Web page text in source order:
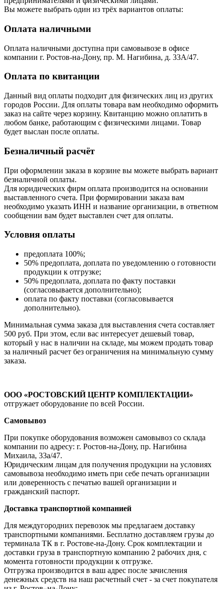
Вы можете выбрать один из трёх вариантов оплаты:
Оплата наличными
Оплата наличными доступна при самовывозе в офисе
компании г. Ростов-на-Дону, пр. М. Нагибина, д. 33А/47.
Оплата по квитанции
Данный вид оплаты подходит для физических лиц из других
городов России. Для оплаты товара вам необходимо оформить
заказ на сайте через корзину. Квитанцию можно оплатить в
любом банке, работающим с физическими лицами. Товар
будет выслан после оплаты.
Безналичный расчёт
При оформлении заказа в корзине вы можете выбрать вариант
безналичной оплаты.
Для юридических фирм оплата производится на основании
выставленного счета. При формировании заказа вам
необходимо указать ИНН и название организации, в ответном
сообщении вам будет выставлен счет для оплаты.
Условия оплаты
предоплата 100%;
50% предоплата, доплата по уведомлению о готовности
продукции к отгрузке;
50% предоплата, доплата по факту поставки
(согласовывается дополнительно);
оплата по факту поставки (согласовывается
дополнительно).
Минимальная сумма заказа для выставления счета составляет
500 руб. При этом, если вас интересует дешевый товар,
который у нас в наличии на складе, мы можем продать товар
за наличный расчет без ограничения на минимальную сумму
заказа.
ООО «РОСТОВСКИЙ ЦЕНТР КОМПЛЕКТАЦИИ»
отгружает оборудование по всей России.
Самовывоз
При покупке оборудования возможен самовывоз со склада
компании по адресу: г. Ростов-на-Дону, пр. Нагибина
Михаила, 33а/47.
Юридическим лицам для получения продукции на условиях
самовывоза необходимо иметь при себе печать организации
или доверенность с печатью вашей организации и
гражданский паспорт.
Доставка транспортной компанией
Для междугородних перевозок мы предлагаем доставку
транспортными компаниями. Бесплатно доставляем грузы до
терминала ТК в г. Ростове-на-Дону. Срок комплектации и
доставки груза в транспортную компанию 2 рабочих дня, с
момента готовности продукции к отгрузке.
Отгрузка производится в ваш адрес после зачисления
денежных средств на наш расчетный счет - за счет покупателя